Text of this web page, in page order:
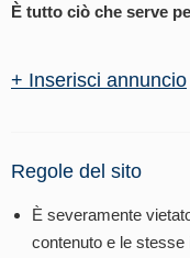
È tutto ciò che serve
+ Inserisci annuncio
Regole del sito
È severamente
contenuto e le stesse